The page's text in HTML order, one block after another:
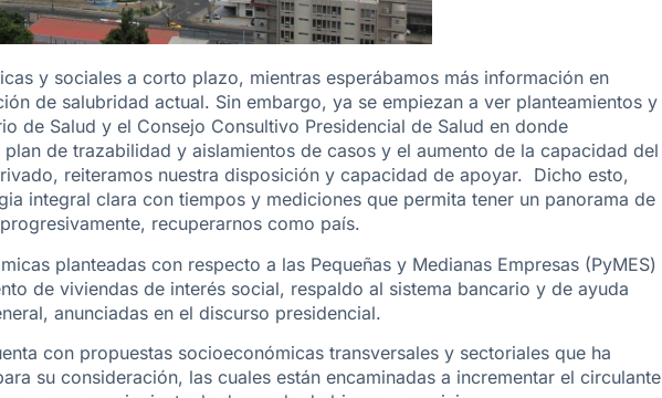
y sociales a corto plazo, mientras esperábamos más información en
de salubridad actual. Sin embargo, ya se empiezan a ver planteamientos y
de Salud y el Consejo Consultivo Presidencial de Salud en donde
de trazabilidad y aislamientos de casos y el aumento de la capacidad del
reiteramos nuestra disposición y capacidad de apoyar. Dicho esto,
integral clara con tiempos y mediciones que permita tener un panorama de
recuperarnos como país.
planteadas con respecto a las Pequeñas y Medianas Empresas (PyMES)
de viviendas de interés social, respaldo al sistema bancario y de ayuda
anunciadas en el discurso presidencial.
con propuestas socioeconómicas transversales y sectoriales que ha
su consideración, las cuales están encaminadas a incrementar el circulante